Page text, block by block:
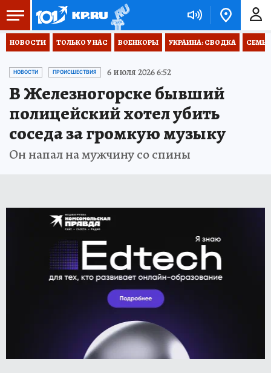
НОВОСТИ ТОЛЬКО У НАС ВОЕНКОРЫ УКРАИНА: СВОДКА
НОВОСТИ ПРОИСШЕСТВИЯ 6 июля 2026 6:52
В Железногорске бывший
полицейский хотел убить
соседа за громкую музыку
Он напал на мужчину со спины